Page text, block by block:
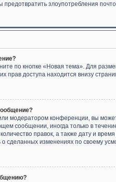
предотвратить злоупотребления
по кнопке «Новая тема». Для
прав доступа находится внизу
модератором конференции, вы
сообщении, иногда только в
правок, а также дату и
сделанных изменениях по своему